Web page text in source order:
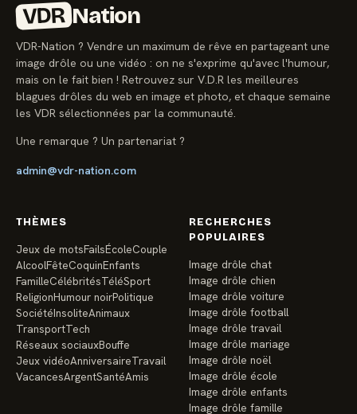
VDR Nation
VDR-Nation ? Vendre un maximum de rêve en partageant une
image drôle ou une vidéo : on ne s'exprime qu'avec l'humour,
mais on le fait bien ! Retrouvez sur V.D.R les meilleures
blagues drôles du web en image et photo, et chaque semaine
les VDR sélectionnées par la communauté.
Une remarque ? Un partenariat ?
admin@vdr-nation.com
THÈMES
Jeux de motsFailsÉcoleCouple
AlcoolFêteCoquinEnfants
FamilleCélébritésTéléSport
ReligionHumour noirPolitique
SociétéInsoliteAnimaux
TransportTech
Réseaux sociauxBouffe
Jeux vidéoAnniversaireTravail
VacancesArgentSantéAmis
RECHERCHES
POPULAIRES
Image drôle chat
Image drôle chien
Image drôle voiture
Image drôle football
Image drôle travail
Image drôle mariage
Image drôle noël
Image drôle école
Image drôle enfants
Image drôle famille